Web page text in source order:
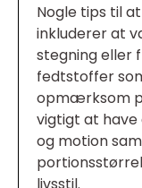
Nogle tips til
inkluderer at
stegning eller
fedtstoffer
opmærksom
vigtigt at have
og motion